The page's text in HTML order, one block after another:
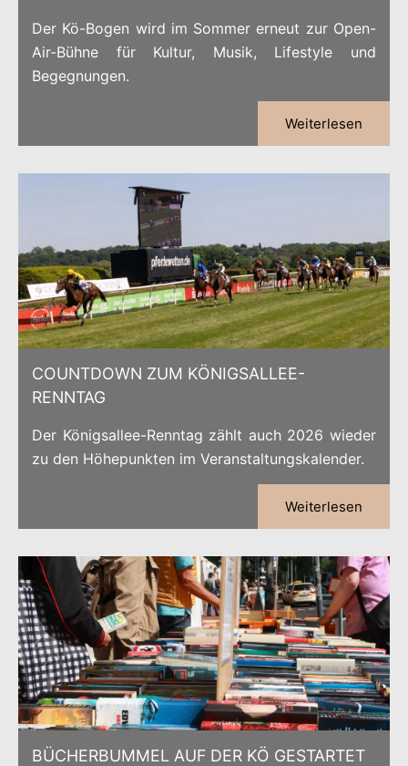
Der Kö-Bogen wird im Sommer erneut zur Open-
Air-Bühne für Kultur, Musik, Lifestyle und
Begegnungen.
Weiterlesen
COUNTDOWN ZUM KÖNIGSALLEE-
RENNTAG
Der Königsallee-Renntag zählt auch 2026 wieder
zu den Höhepunkten im Veranstaltungskalender.
Weiterlesen
BÜCHERBUMMEL AUF DER KÖ GESTARTET